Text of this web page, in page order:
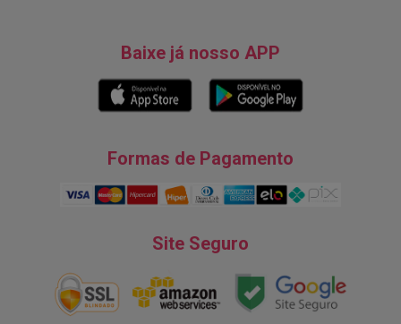
Baixe já nosso APP
Formas de Pagamento
Site Seguro